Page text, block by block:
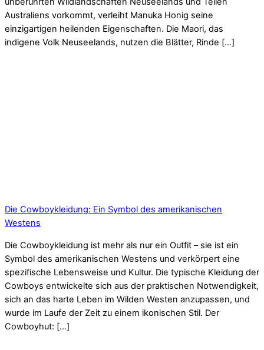
Australiens vorkommt, verleiht Manuka Honig seine
einzigartigen heilenden Eigenschaften. Die Maori, das
indigene Volk Neuseelands, nutzen die Blätter, Rinde […]
Die Cowboykleidung: Ein Symbol des amerikanischen
Westens
Die Cowboykleidung ist mehr als nur ein Outfit – sie ist ein
Symbol des amerikanischen Westens und verkörpert eine
spezifische Lebensweise und Kultur. Die typische Kleidung der
Cowboys entwickelte sich aus der praktischen Notwendigkeit,
sich an das harte Leben im Wilden Westen anzupassen, und
wurde im Laufe der Zeit zu einem ikonischen Stil. Der
Cowboyhut: […]